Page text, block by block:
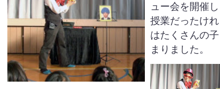
ュー会を開催
授業だったけ
はたくさんの
まりました。